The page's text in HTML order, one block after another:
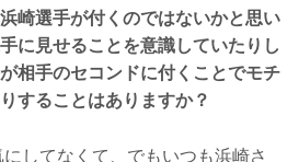
崎選手が付くのではないかと思い
に見せることを意識していたりし
相手のセコンドに付くことでモチ
することはありますか？
してなくて、でもいつも浜崎さ